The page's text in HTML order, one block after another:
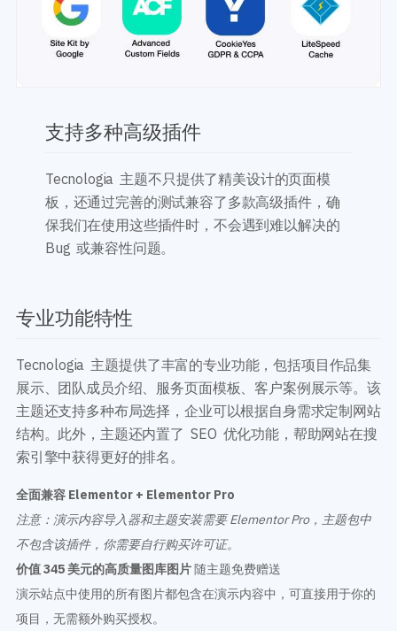
支持多种高级插件
Tecnologia 主题不只提供了精美设计的页面模
板，还通过完善的测试兼容了多款高级插件，确
保我们在使用这些插件时，不会遇到难以解决的
Bug 或兼容性问题。
专业功能特性
Tecnologia 主题提供了丰富的专业功能，包括项目作品集
展示、团队成员介绍、服务页面模板、客户案例展示等。该
主题还支持多种布局选择，企业可以根据自身需求定制网站
结构。此外，主题还内置了 SEO 优化功能，帮助网站在搜
索引擎中获得更好的排名。
全面兼容 Elementor + Elementor Pro
注意：演示内容导入器和主题安装需要 Elementor Pro，主题包中
不包含该插件，你需要自行购买许可证。
价值 345 美元的高质量图库图片随主题免费赠送
演示站点中使用的所有图片都包含在演示内容中，可直接用于你的
项目，无需额外购买授权。